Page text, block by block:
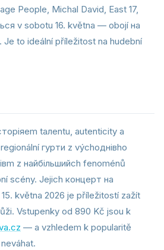
People, Michal David, East 17,
v sobotu 16. května — obojí на
to ideální příležitost na hudební
tалеntu, autenticity a
гурти z výchoднівho
z найбільшийch fenoménů
scény. Jejich концерт на
května 2026 je příležitostí zažít
Vstupenky od 890 Kč jsou k
— a vzhledem k popularitě